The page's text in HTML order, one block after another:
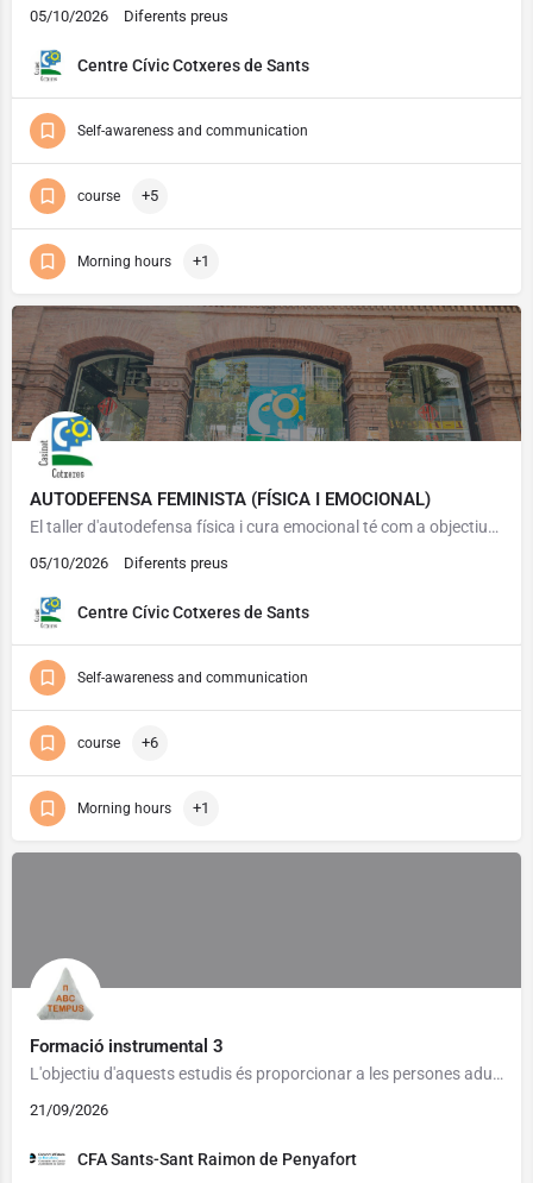
05/10/2026 Diferents preus
Centre Cívic Cotxeres de Sants
Self-awareness and communication
course +5
Morning hours +1
AUTODEFENSA FEMINISTA (FÍSICA I EMOCIONAL)
El taller d'autodefensa física i cura emocional té com a objectius prevenir, identificar, (des)normalitzar i…
05/10/2026 Diferents preus
Centre Cívic Cotxeres de Sants
Self-awareness and communication
course +6
Morning hours +1
Formació instrumental 3
L'objectiu d'aquests estudis és proporcionar a les persones adultes els elements necessaris que els permetin…
21/09/2026
CFA Sants-Sant Raimon de Penyafort